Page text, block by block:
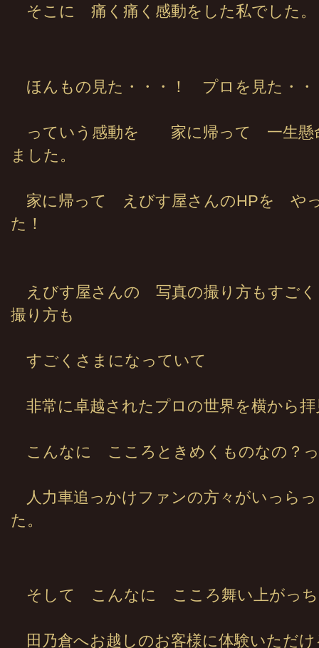
そこに 痛く痛く感動をした私でした。
ほんもの見た・・・！ プロを見た・
っていう感動を 家に帰って 一生懸
ました。
家に帰って えびす屋さんのHPを や
た！
えびす屋さんの 写真の撮り方もすご
撮り方も
すごくさまになっていて
非常に卓越されたプロの世界を横から
こんなに こころときめくものなの？
人力車追っかけファンの方々がいっら
た。
そして こんなに こころ舞い上がっち
田乃倉へお越しのお客様に体験いただ